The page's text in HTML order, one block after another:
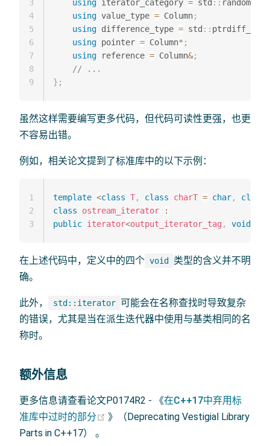
using iterator_category = std ::
using value_type = Column;
using difference_type = std :: ptrdiff_t
using pointer = Column* ;
using reference = Column&;
// ...
} ;
3
4
5
6
7
8
9
虽然这样需要编写更多代码，但代码可读性更强，也更
不容易出错。
例如，相关论文提到了标准库中的以下示例：
template <class T, class charT = char,
class
class
ostream_iterator
:
public iterator<output_iterator_tag , void
1
2
3
在上述代码中，定义中的四个 void
类型的含义并不明
确。
此外， std::iterator 可能会在名称查找时导致复杂
的错误，尤其是当在派生迭代器中使用与基类相同的名
称时。
额外信息
更多信息请查看论文P0174R2 - 《在C++17中弃用标
准库中过时的部分
(opens new window)
》（Deprecating Vestigial Library
Parts in C++17） 。